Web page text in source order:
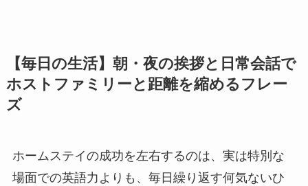
【毎日の生活】朝・夜の挨拶と日常会話で
ホストファミリーと距離を縮めるフレー
ズ
ホームステイの成功を左右するのは、実は特別な
場面での英語力よりも、毎日繰り返す何気ないひ